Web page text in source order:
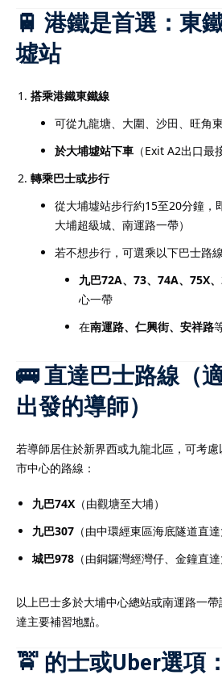
🚆 港鐵是首選：東
墟站
搭乘港鐵東鐵線
可從九龍塘、大圍、沙田、旺角
於大埔墟站下車 （Exit A2出口最
轉乘巴士或步行
從大埔墟站步行約15至20分鐘，
大埔超級城、南運路一帶）
若不想步行，可選乘以下巴士路
九巴72A、73、74A、75X
心一帶
在南運路、仁興街、安祥路
🚌 直達巴士路線（
出發的導師）
若導師居住於新界西或九龍北區，可考
市中心的路線：
九巴74X （由觀塘至大埔）
九巴307 （由中環經東區海底隧道直達
城巴978 （由銅鑼灣經灣仔、金鐘直達
以上巴士多於大埔中心總站或南運路一
達主要補習地點。
🚖 的士或Uber選項